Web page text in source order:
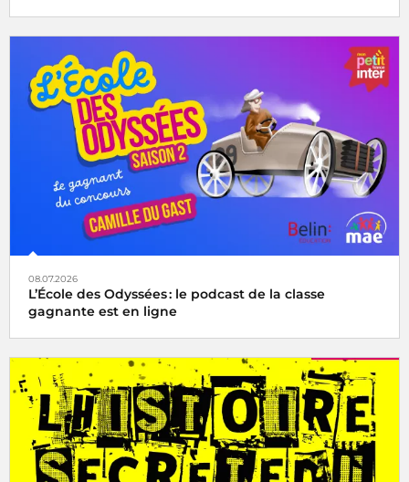
08.07.2026
L’École des Odyssées : le podcast de la classe
gagnante est en ligne